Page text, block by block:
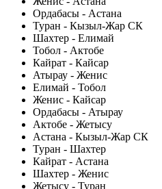
Ордабасы - Астана
Туран - Кызыл-Жар СК
Шахтер - Елимай
Тобол - Актобе
Кайрат - Кайсар
Атырау - Женис
Елимай - Тобол
Женис - Кайсар
Ордабасы - Атырау
Актобе - Жетысу
Астана - Кызыл-Жар СК
Туран - Шахтер
Кайрат - Астана
Шахтер - Женис
Жетысу - Туран